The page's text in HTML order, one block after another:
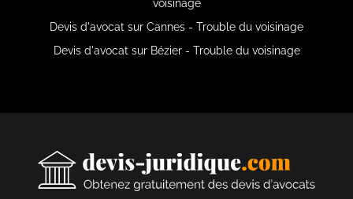
voisinage
Devis d'avocat sur Cannes - Trouble du voisinage
Devis d'avocat sur Bézier - Trouble du voisinage